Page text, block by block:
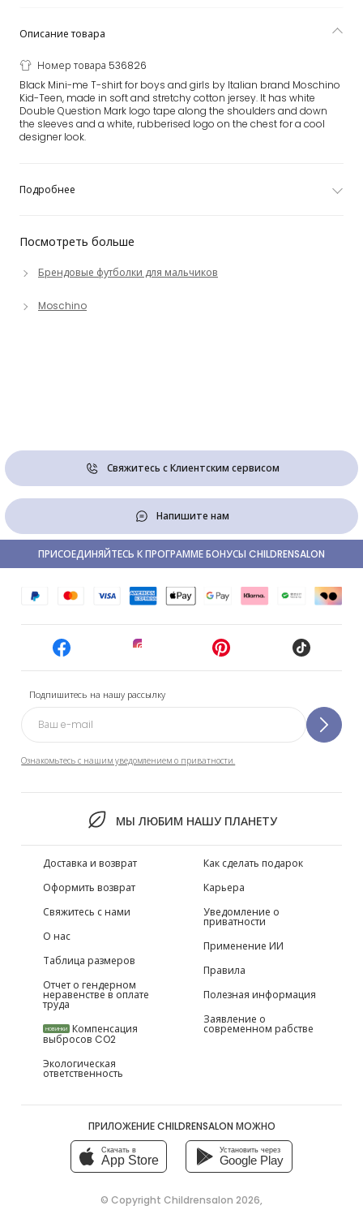
Посмотреть больше
Брендовые футболки для мальчиков
Moschino
Описание товара
Номер товара 536826
Black Mini-me T-shirt for boys and girls by Italian brand Moschino
Kid-Teen, made in soft and stretchy cotton jersey. It has white
Double Question Mark logo tape along the shoulders and down
the sleeves and a white, rubberised logo on the chest for a cool
designer look.
Подробнее
Свяжитесь с Клиентским сервисом
Напишите нам
Подпишитесь на нашу рассылку
Ознакомьтесь с нашим уведомлением о приватности.
МЫ ЛЮБИМ НАШУ ПЛАНЕТУ
ПРИСОЕДИНЯЙТЕСЬ К ПРОГРАММЕ БОНУСЫ CHILDRENSALON
Доставка и возврат
Оформить возврат
Свяжитесь с нами
О нас
Таблица размеров
Отчет о гендерном
неравенстве в оплате
труда
НОВИНКИ Компенсация
выбросов CO2
Экологическая
ответственность
Как сделать подарок
Карьера
Уведомление о
приватности
Применение ИИ
Правила
Полезная информация
Заявление о
современном рабстве
ПРИЛОЖЕНИЕ CHILDRENSALON МОЖНО
Скачать в
App Store
Установить через
Google Play
© Copyright Childrensalon 2026,